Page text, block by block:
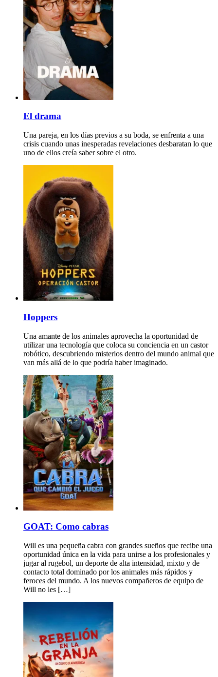
El drama
Una pareja, en los días previos a su boda, se enfrenta a una
crisis cuando unas inesperadas revelaciones desbaratan lo que
uno de ellos creía saber sobre el otro.
Hoppers
Una amante de los animales aprovecha la oportunidad de
utilizar una tecnología que coloca su conciencia en un castor
robótico, descubriendo misterios dentro del mundo animal que
van más allá de lo que podría haber imaginado.
GOAT: Como cabras
Will es una pequeña cabra con grandes sueños que recibe una
oportunidad única en la vida para unirse a los profesionales y
jugar al rugebol, un deporte de alta intensidad, mixto y de
contacto total dominado por los animales más rápidos y
feroces del mundo. A los nuevos compañeros de equipo de
Will no les […]